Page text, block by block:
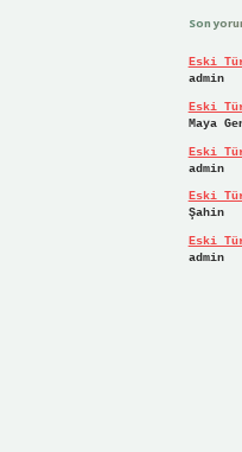
Son
Eski
admin
Eski
Maya
Eski
admin
Eski
Şahin
Eski
admin